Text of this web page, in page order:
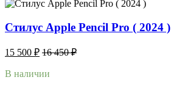
Стилус Apple Pencil Pro ( 2024 )
15 500 ₽ 16 450₽
В наличии